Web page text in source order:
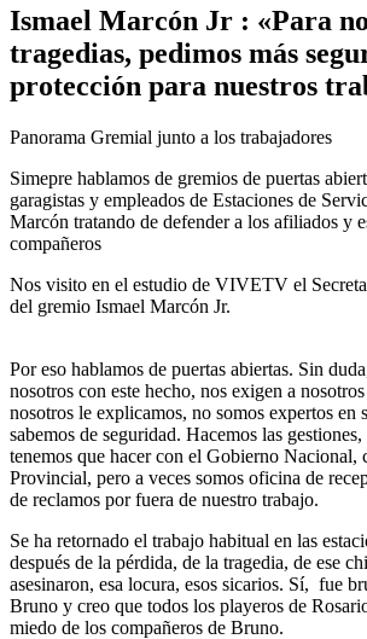
Ismael Marcón Jr : «Para
tragedias, pedimos más
protección para nuestros
Panorama Gremial junto a los trabajadores
Simepre hablamos de gremios de puertas
garagistas y empleados de Estaciones de
Marcón tratando de defender a los afiliados y
compañeros
Nos visito en el estudio de VIVETV el
del gremio Ismael Marcón Jr.
Por eso hablamos de puertas abiertas. Sin
nosotros con este hecho, nos exigen a
nosotros le explicamos, no somos expertos en
sabemos de seguridad. Hacemos las
tenemos que hacer con el Gobierno Nacional,
Provincial, pero a veces somos oficina de
de reclamos por fuera de nuestro trabajo.
Se ha retornado el trabajo habitual en las
después de la pérdida, de la tragedia, de ese
asesinaron, esa locura, esos sicarios. Sí, fue
Bruno y creo que todos los playeros de
miedo de los compañeros de Bruno.